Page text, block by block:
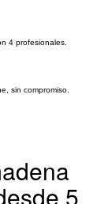
4 profesionales.
sin compromiso.
5